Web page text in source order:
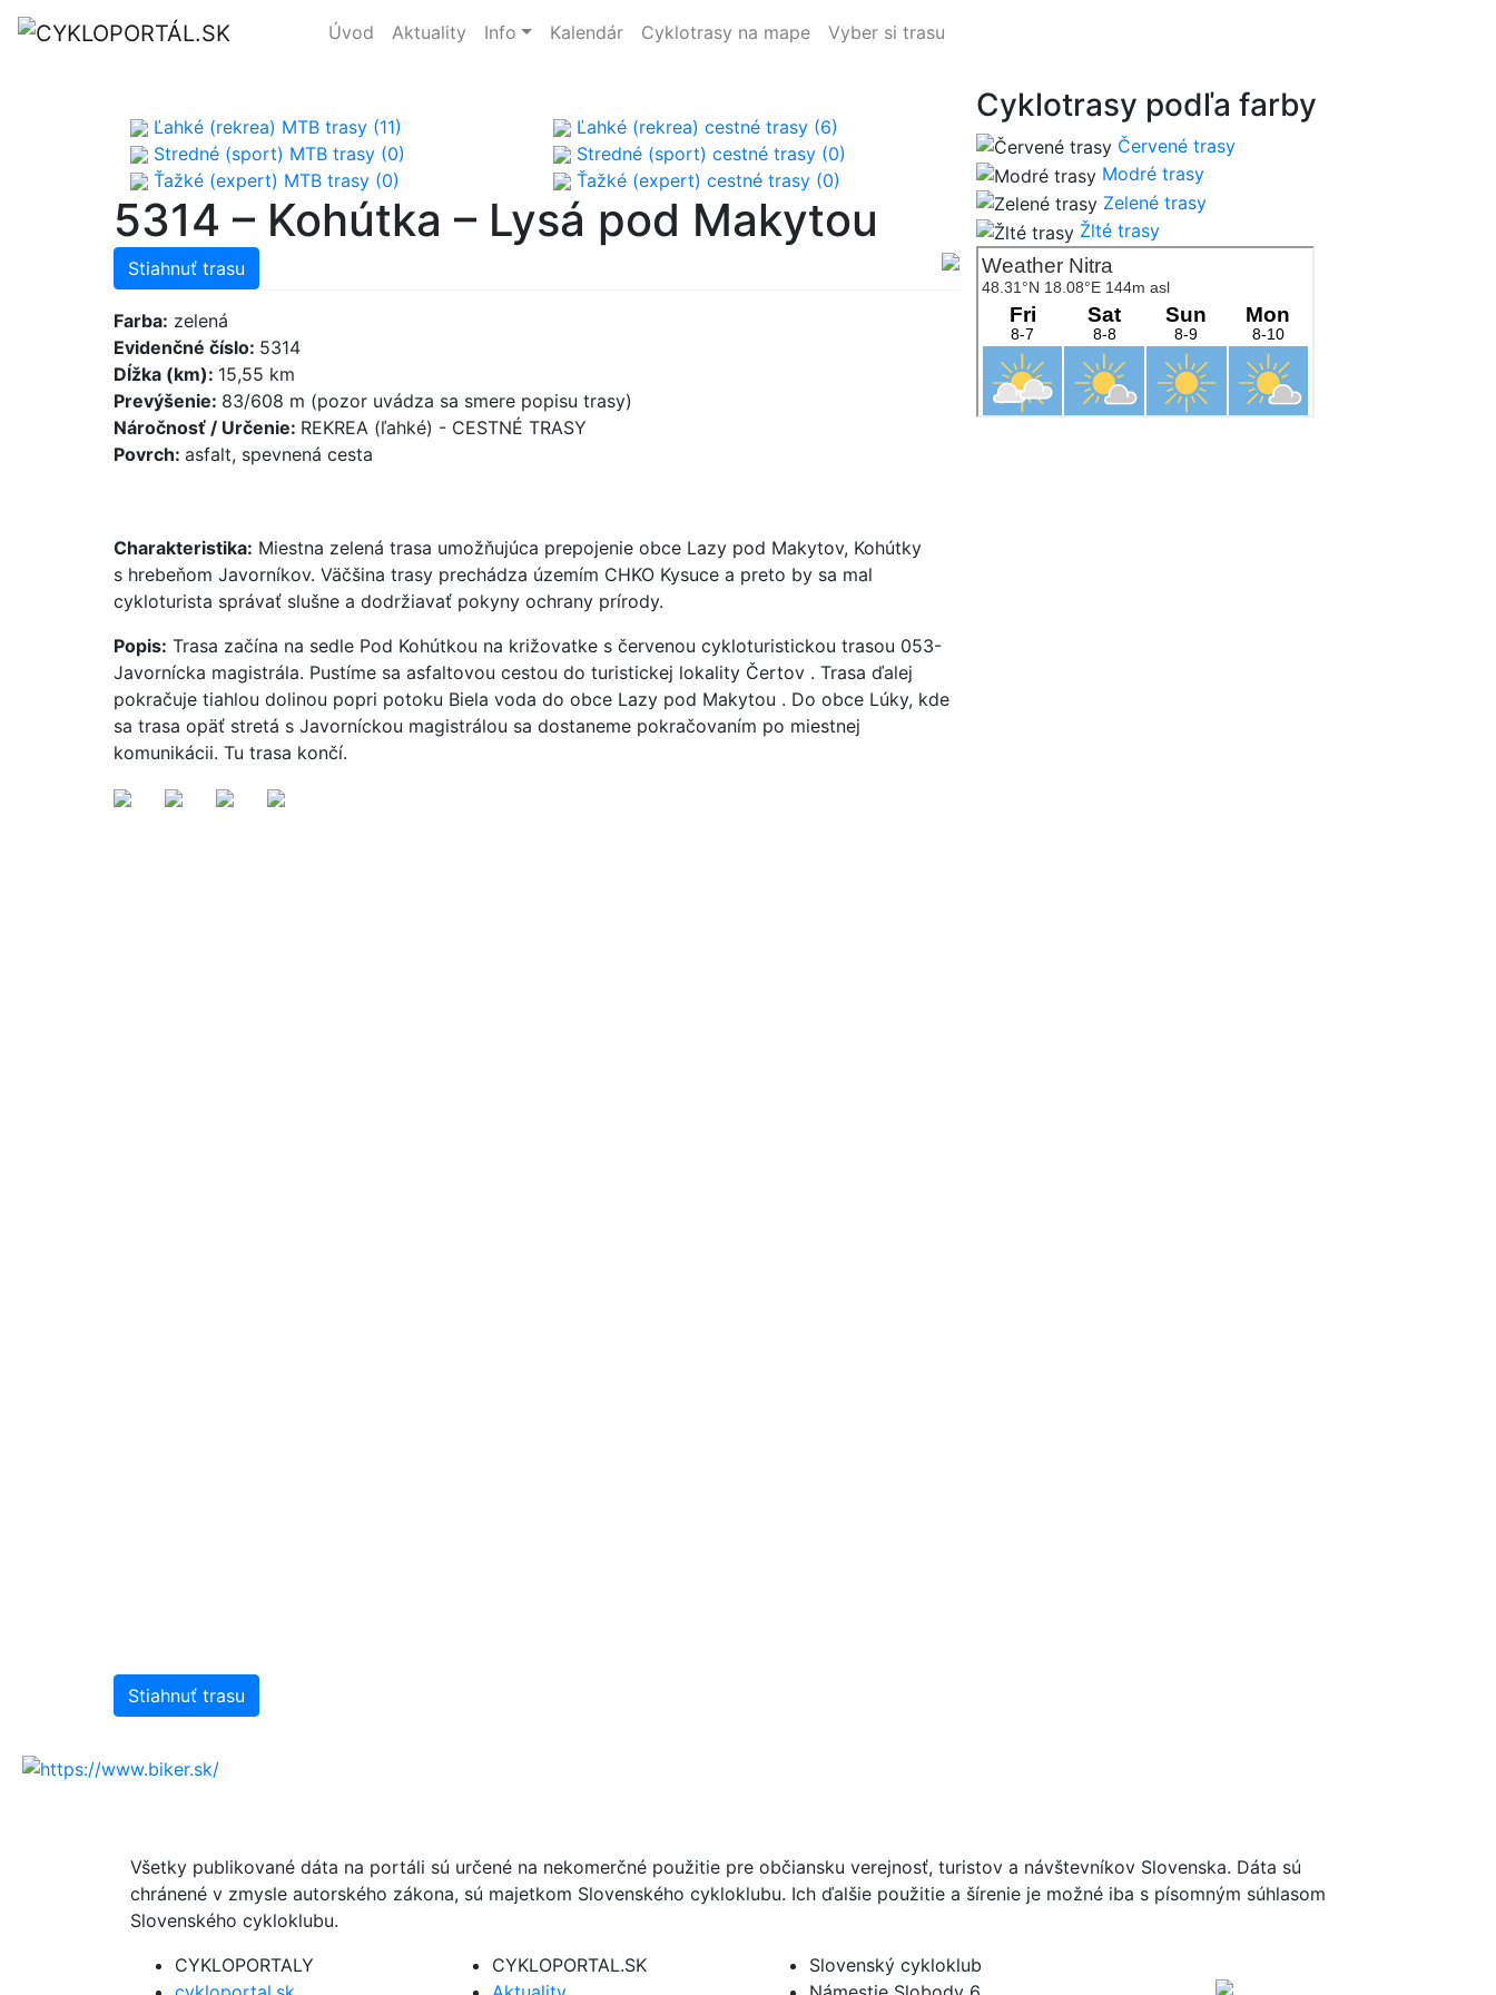
Úvod Aktuality Info Kalendár Cyklotrasy na mape Vyber si trasu
Ľahké (rekrea) MTB trasy (11)
Stredné (sport) MTB trasy (0)
Ťažké (expert) MTB trasy (0)
Ľahké (rekrea) cestné trasy (6)
Stredné (sport) cestné trasy (0)
Ťažké (expert) cestné trasy (0)
5314 – Kohútka – Lysá pod Makytou
Stiahnuť trasu
Farba: zelená
Evidenčné číslo: 5314
Dĺžka (km): 15,55 km
Prevýšenie: 83/608 m (pozor uvádza sa smere popisu trasy)
Náročnosť / Určenie: REKREA (ľahké) - CESTNÉ TRASY
Povrch: asfalt, spevnená cesta
Charakteristika: Miestna zelená trasa umožňujúca prepojenie obce Lazy pod Makytov, Kohútky
s hrebeňom Javorníkov. Väčšina trasy prechádza územím CHKO Kysuce a preto by sa mal
cykloturista správať slušne a dodržiavať pokyny ochrany prírody.
Popis: Trasa začína na sedle Pod Kohútkou na križovatke s červenou cykloturistickou trasou 053-
Javornícka magistrála. Pustíme sa asfaltovou cestou do turistickej lokality Čertov . Trasa ďalej
pokračuje tiahlou dolinou popri potoku Biela voda do obce Lazy pod Makytou . Do obce Lúky, kde
sa trasa opäť stretá s Javorníckou magistrálou sa dostaneme pokračovaním po miestnej
komunikácii. Tu trasa končí.
Stiahnuť trasu
Cyklotrasy podľa farby
Červené trasy
Modré trasy
Zelené trasy
Žlté trasy
Všetky publikované dáta na portáli sú určené na nekomerčné použitie pre občiansku verejnosť, turistov a návštevníkov Slovenska. Dáta sú
chránené v zmysle autorského zákona, sú majetkom Slovenského cykloklubu. Ich ďalšie použitie a šírenie je možné iba s písomným súhlasom
Slovenského cykloklubu.
CYKLOPORTALY
CYKLOPORTAL.SK
Slovenský cykloklub